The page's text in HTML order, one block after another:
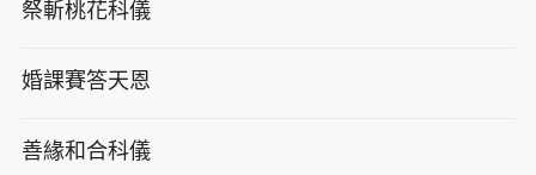
祭斬桃花科儀
婚課賽答天恩
善緣和合科儀